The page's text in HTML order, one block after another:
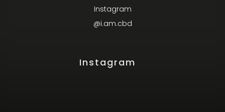
Instagram
Instagram
@i.am.cbd